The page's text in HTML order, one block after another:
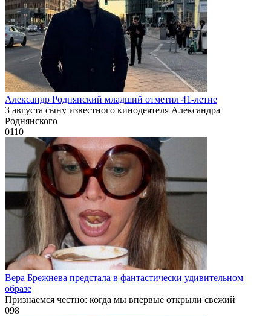
Александр Роднянский младший отметил 41-летие
3 августа сыну известного кинодеятеля Александра
Роднянского
0110
Вера Брежнева предстала в фантастически удивительном
образе
Признаемся честно: когда мы впервые открыли свежий
098